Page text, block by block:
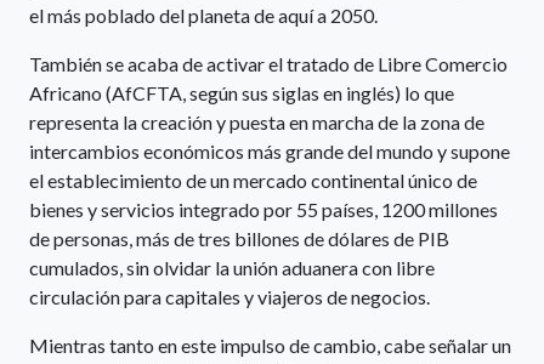
el más poblado del planeta de aquí a 2050.
También se acaba de activar el tratado de Libre Comercio
Africano (AfCFTA, según sus siglas en inglés) lo que
representa la creación y puesta en marcha de la zona de
intercambios económicos más grande del mundo y supone
el establecimiento de un mercado continental único de
bienes y servicios integrado por 55 países, 1200 millones
de personas, más de tres billones de dólares de PIB
cumulados, sin olvidar la unión aduanera con libre
circulación para capitales y viajeros de negocios.
Mientras tanto en este impulso de cambio, cabe señalar un